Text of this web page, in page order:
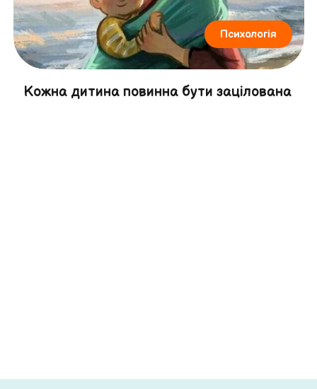
Психологія
Кожна дитина повинна бути зацілована